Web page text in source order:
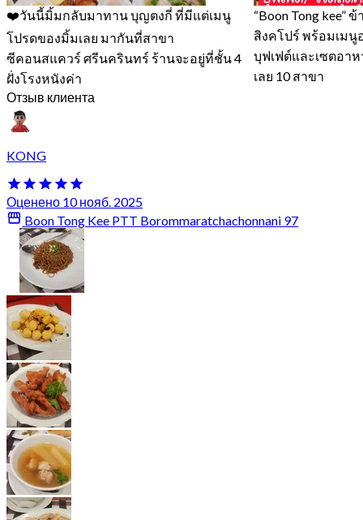
❤️วันนี้มิ้มกลับมาทาน บุญตงกี่ ที่มีแต่เมนู
โปรดของมิ้มเลย มากันที่สาขา
ซีคอนสแควร์ ศรีนครินทร์ ร้านจะอยู่ที่ชั้น 4
ฝั่งโรงหนังค่า
“Boon Tong kee”
สิงคโปร์ พร้อมเมนู
บุฟเฟต์และเซตอา
เลย 10 สาขา
Отзыв клиента
KONG
Оценено 10 нояб. 2025
Boon Tong Kee PTT Borommaratchachonnani 97